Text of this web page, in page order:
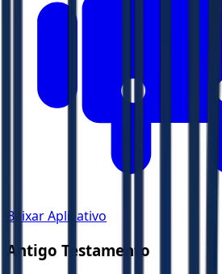
Baixar Aplicativo
Antigo Testamento